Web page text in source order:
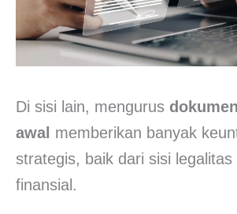
Di sisi lain, mengurus
awal memberikan banyak
strategis, baik dari sisi legalitas
finansial.